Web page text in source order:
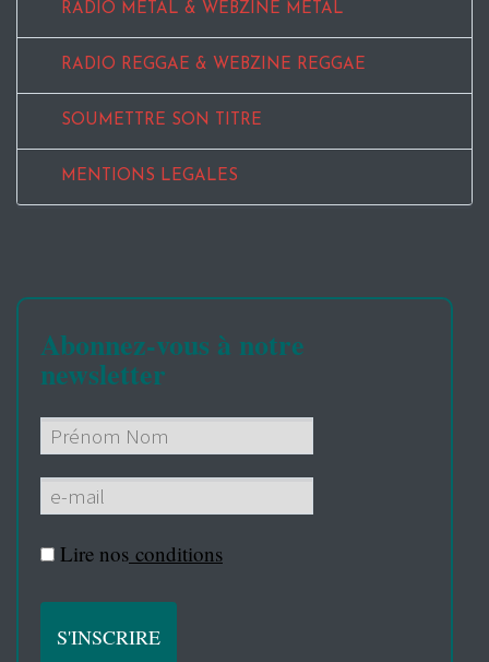
RADIO METAL & WEBZINE METAL
RADIO REGGAE & WEBZINE REGGAE
SOUMETTRE SON TITRE
MENTIONS LEGALES
Abonnez-vous à notre
newsletter
Lire nos conditions